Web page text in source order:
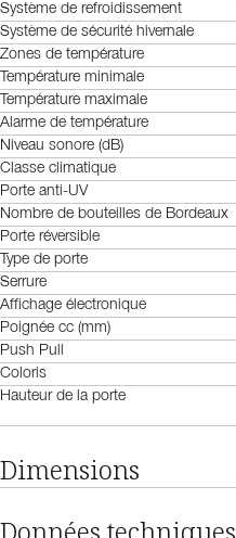
Système de refroidissement
Système de sécurité hivernale
Zones de température
Température minimale
Température maximale
Alarme de température
Niveau sonore (dB)
Classe climatique
Porte anti-UV
Nombre de bouteilles de Bordeaux
Porte réversible
Type de porte
Serrure
Affichage électronique
Poignée cc (mm)
Push Pull
Coloris
Hauteur de la porte
Dimensions